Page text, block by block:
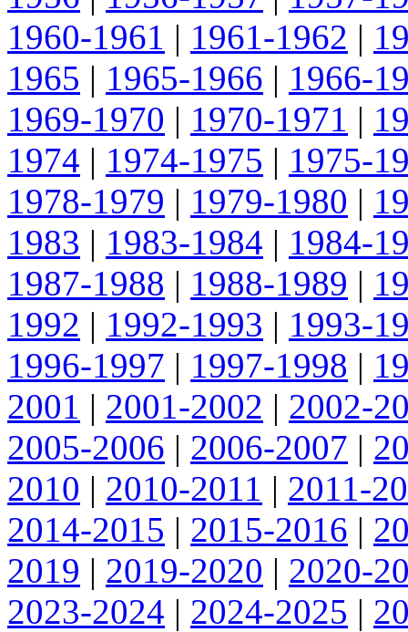
1960-1961 | 1961-1962 |
1965 | 1965-1966 | 1966-
1969-1970 | 1970-1971 |
1974 | 1974-1975 | 1975-
1978-1979 | 1979-1980 |
1983 | 1983-1984 | 1984-
1987-1988 | 1988-1989 |
1992 | 1992-1993 | 1993-
1996-1997 | 1997-1998 |
2001 | 2001-2002 | 2002-
2005-2006 | 2006-2007 |
2010 | 2010-2011 | 2011-
2014-2015 | 2015-2016 |
2019 | 2019-2020 | 2020-
2023-2024 | 2024-2025 |